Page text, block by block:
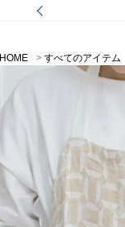
HOME すべてのアイテム